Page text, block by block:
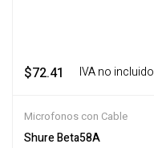
$72.41 ‎ ‎ ‎ IVA no incluido
Microfonos con Cable
Shure Beta58A